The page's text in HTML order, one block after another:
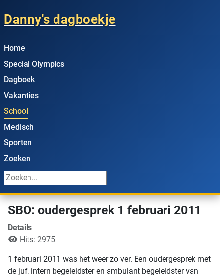
Danny's dagboekje
Home
Special Olympics
Dagboek
Vakanties
School
Medisch
Sporten
Zoeken
SBO: oudergesprek 1 februari 2011
Details
Hits: 2975
1 februari 2011 was het weer zo ver. Een oudergesprek met
de juf, intern begeleidster en ambulant begeleidster van